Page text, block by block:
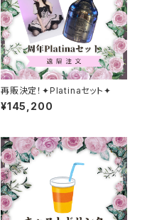
再販決定！✦Platinaセット✦
¥145,200